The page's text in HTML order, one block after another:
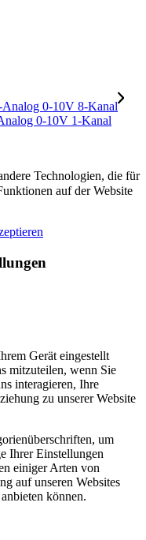
0-10V 1-​Kanal
Technologien, die für
auf der Website
Gerät eingestellt
mitzuteilen, wenn Sie
interagieren, Ihre
zu unserer Website
um
Ihrer Einstellungen
einiger Arten von
auf unseren Websites
können.